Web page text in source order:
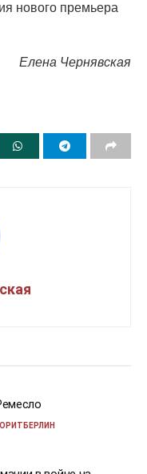
нового премьера
Елена Чернявская